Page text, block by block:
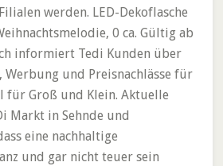
werden. LED-Dekoflasche
0 ca. Gültig ab
informiert Tedi Kunden über
Werbung und Preisnachlässe für
für Groß und Klein. Aktuelle
Markt in Sehnde und
eine nachhaltige
und gar nicht teuer sein